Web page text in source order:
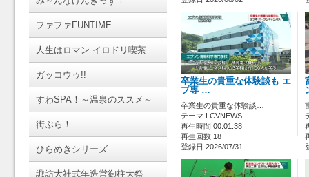
ファファFUNTIME
人生はロマン イロドリ喫茶
ガッコウゥ!!
すわSPA！～温泉のススメ～
街ぶら！
ひらめきシリーズ
諏訪大社式年造営御柱大祭
卒業生の貴重な体験談も エ
プ専 …
卒業生の貴重な体験談…
テーマ LCVNEWS
再生時間 00:01:38
再生回数 18
登録日 2026/07/31